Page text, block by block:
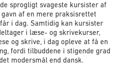
sprogligt svageste kursister af
af en mere praksisrettet
i dag. Samtidig kan kursister
i læse- og skrivekurser,
og skrive, i dag opleve at få en
fordi tilbuddene i stigende grad
modersmål end dansk.